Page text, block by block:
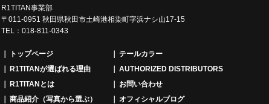
トップページ
R1TITANが選ばれる理由
R1TITANとは
商品紹介（写真から選ぶ）
テールカラー
AUTHORIZED DISTRIBUTORS
お問い合わせ
オフィシャルブログ
R1TITAN事業部
〒011-0951 秋田県秋田市土崎港相染町字浜ナシ山17-15
TEL：018-811-0343